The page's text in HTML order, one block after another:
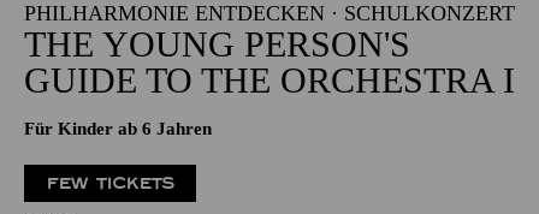
PHILHARMONIE ENTDECKEN · SCHULKONZERT
THE YOUNG PERSON'S
GUIDE TO THE ORCHESTRA I
Für Kinder ab 6 Jahren
FEW TICKETS